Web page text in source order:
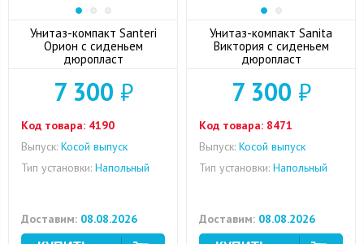
Унитаз-компакт Santeri
Орион с сиденьем
дюропласт
7 300 ₽
Код товара: 4190
Выпуск: Косой выпуск
Тип установки: Напольный
Доставим: 08.08.2026
Унитаз-компакт Sanita
Виктория с сиденьем
дюропласт
7 300 ₽
Код товара: 8471
Выпуск: Косой выпуск
Тип установки: Напольный
Доставим: 08.08.2026